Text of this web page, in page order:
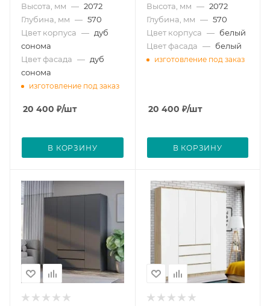
Высота, мм — 2072
Глубина, мм — 570
Цвет корпуса — дуб
сонома
Цвет фасада — дуб
сонома
изготовление под заказ
20 400 ₽/шт
В КОРЗИНУ
Высота, мм — 2072
Глубина, мм — 570
Цвет корпуса — белый
Цвет фасада — белый
изготовление под заказ
20 400 ₽/шт
В КОРЗИНУ